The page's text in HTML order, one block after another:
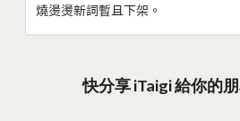
燒燙燙新詞暫且下架。
快分享 iTaigi 給你的